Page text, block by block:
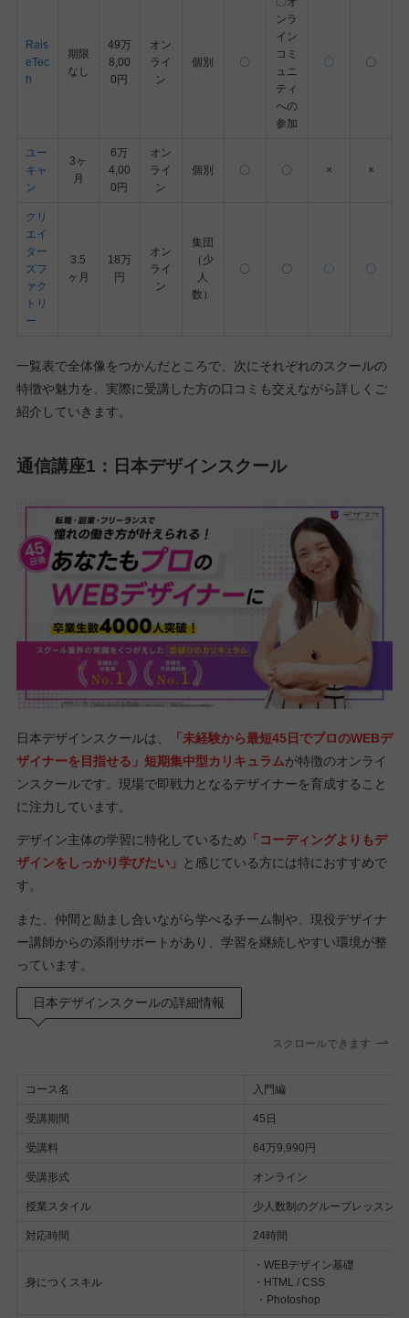
Rais
eTec
h
期限
なし
49万
8,00
0円
オン
ライ
ン
個別 〇
ンラ
イン
コミ
ュニ
ティ
への
参加
〇 〇
ユー
キャ
ン
3ヶ
月
6万
4,00
0円
オン
ライ
ン
個別 〇 〇 × ×
クリ
エイ
ター
ズフ
ァク
トリ
ー
3.5
ヶ月
18万
円
オン
ライ
ン
集団
（少
人
数）
〇 〇 〇 〇
一覧表で全体像をつかんだところで、次にそれぞれのスクールの
特徴や魅力を、実際に受講した方の口コミも交えながら詳しくご
紹介していきます。
通信講座1：日本デザインスクール
日本デザインスクールは、
「未経験から最短45日でプロのWEBデ
ザイナーを目指せる」短期集中型カリキュラムが特徴のオンライ
ンスクールです。現場で即戦力となるデザイナーを育成すること
に注力しています。
デザイン主体の学習に特化しているため 「コーディングよりもデ
ザインをしっかり学びたい」
と感じている方には特におすすめで
す。
また、仲間と励まし合いながら学べるチーム制や、現役デザイナ
ー講師からの添削サポートがあり、学習を継続しやすい環境が整
っています。
日本デザインスクールの詳細情報
スクロールできます
コース名 入門編
受講期間 45日
受講料 64万9,990円
受講形式 オンライン
授業スタイル 少人数制のグループレッスン
対応時間 24時間
身につくスキル
・WEBデザイン基礎
・HTML / CSS
・Photoshop